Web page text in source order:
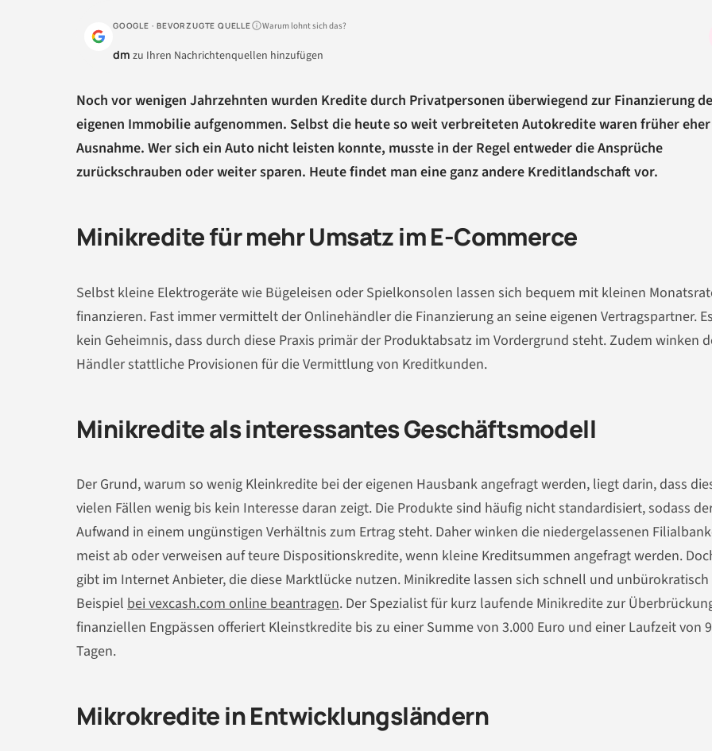
GOOGLE · BEVORZUGTE QUELLE Warum lohnt sich das?
dm zu Ihren Nachrichtenquellen hinzufügen
Noch vor wenigen Jahrzehnten wurden Kredite durch Privatpersonen überwiegend zur Finanzierung
eigenen Immobilie aufgenommen. Selbst die heute so weit verbreiteten Autokredite waren früher
Ausnahme. Wer sich ein Auto nicht leisten konnte, musste in der Regel entweder die Ansprüche
zurückschrauben oder weiter sparen. Heute findet man eine ganz andere Kreditlandschaft vor.
Minikredite für mehr Umsatz im E-Commerce
Selbst kleine Elektrogeräte wie Bügeleisen oder Spielkonsolen lassen sich bequem mit kleinen
finanzieren. Fast immer vermittelt der Onlinehändler die Finanzierung an seine eigenen Vertragspartner.
kein Geheimnis, dass durch diese Praxis primär der Produktabsatz im Vordergrund steht. Zudem winken
Händler stattliche Provisionen für die Vermittlung von Kreditkunden.
Minikredite als interessantes Geschäftsmodell
Der Grund, warum so wenig Kleinkredite bei der eigenen Hausbank angefragt werden, liegt darin, dass
vielen Fällen wenig bis kein Interesse daran zeigt. Die Produkte sind häufig nicht standardisiert, sodass
Aufwand in einem ungünstigen Verhältnis zum Ertrag steht. Daher winken die niedergelassenen
meist ab oder verweisen auf teure Dispositionskredite, wenn kleine Kreditsummen angefragt werden.
gibt im Internet Anbieter, die diese Marktlücke nutzen. Minikredite lassen sich schnell und unbürokratisch
Beispiel bei vexcash.com online beantragen. Der Spezialist für kurz laufende Minikredite zur
finanziellen Engpässen offeriert Kleinstkredite bis zu einer Summe von 3.000 Euro und einer Laufzeit von
Tagen.
Mikrokredite in Entwicklungsländern